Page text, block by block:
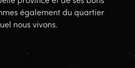
également du quartier
nous vivons.